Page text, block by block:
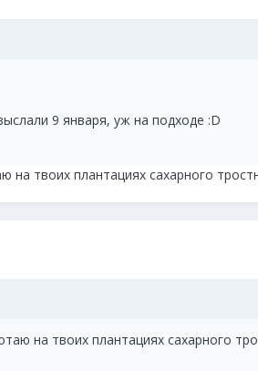
9 января, уж на подходе :D
на твоих плантациях сахарного
на твоих плантациях сахарного